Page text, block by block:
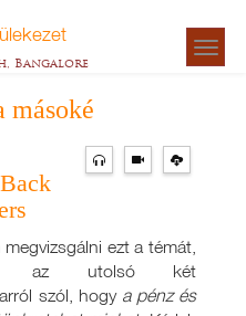
Bangalore
másoké
ezt a témát,
az utolsó két
szól, hogy a pénz és